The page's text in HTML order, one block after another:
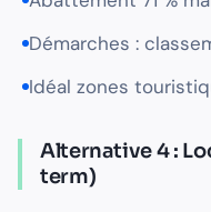
Démarches :
Idéal zones
Alternative 4 :
term)